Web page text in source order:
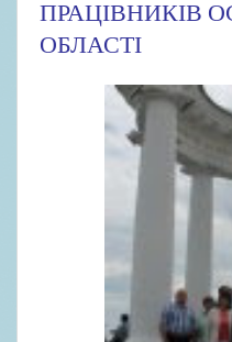
ПРАЦІВНИКІВ
ОБЛАСТІ